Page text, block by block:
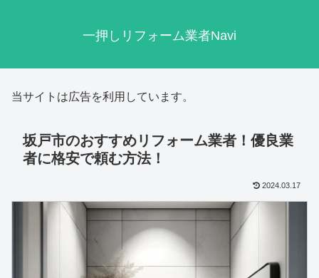
一押しリフォーム業者Navi
当サイトは広告を利用しています。
坂戸市のおすすめリフォーム業者！優良業
者に格安で頼む方法！
2024.03.17